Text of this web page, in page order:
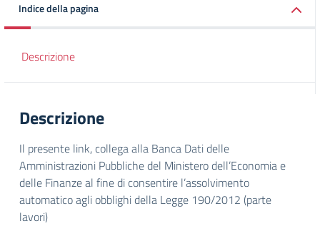
Indice della pagina
Descrizione
Descrizione
Il presente link, collega alla Banca Dati delle
Amministrazioni Pubbliche del Ministero dell’Economia e
delle Finanze al fine di consentire l’assolvimento
automatico agli obblighi della Legge 190/2012 (parte
lavori)